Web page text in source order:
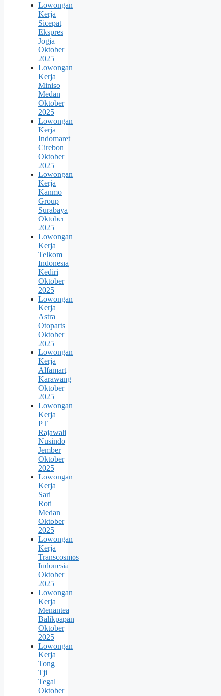
Lowongan
Kerja
Sicepat
Ekspres
Jogja
Oktober
2025
Lowongan
Kerja
Miniso
Medan
Oktober
2025
Lowongan
Kerja
Indomaret
Cirebon
Oktober
2025
Lowongan
Kerja
Kanmo
Group
Surabaya
Oktober
2025
Lowongan
Kerja
Telkom
Indonesia
Kediri
Oktober
2025
Lowongan
Kerja
Astra
Otoparts
Oktober
2025
Lowongan
Kerja
Alfamart
Karawang
Oktober
2025
Lowongan
Kerja
PT
Rajawali
Nusindo
Jember
Oktober
2025
Lowongan
Kerja
Sari
Roti
Medan
Oktober
2025
Lowongan
Kerja
Transcosmos
Indonesia
Oktober
2025
Lowongan
Kerja
Menantea
Balikpapan
Oktober
2025
Lowongan
Kerja
Tong
Tji
Tegal
Oktober